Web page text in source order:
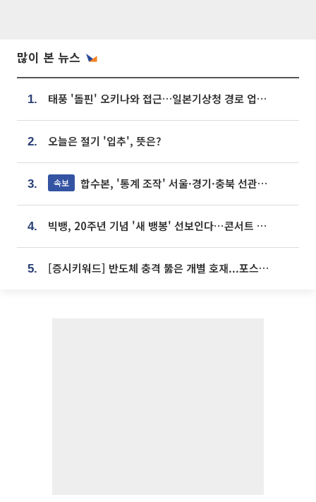
많이 본 뉴스
1. 태풍 '돌핀' 오키나와 접근…일본기상청 경로 업데이트
2. 오늘은 절기 '입추', 뜻은?
3. 속보 합수본, '통계 조작' 서울·경기·충북 선관위 등 추가 압수수색
4. 빅뱅, 20주년 기념 '새 뱅봉' 선보인다⋯콘서트 앞두고 팝업 개최
5. [증시키워드] 반도체 충격 뚫은 개별 호재...포스코퓨처엠·에코프로·한화솔루션 '눈길'